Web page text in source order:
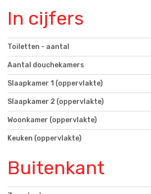
In cijfers
Toiletten - aantal
Aantal douchekamers
Slaapkamer 1 (oppervlakte)
Slaapkamer 2 (oppervlakte)
Woonkamer (oppervlakte)
Keuken (oppervlakte)
Buitenkant